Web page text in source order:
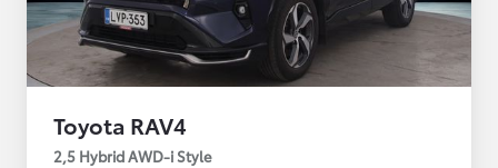
Toyota RAV4
2,5 Hybrid AWD-i Style